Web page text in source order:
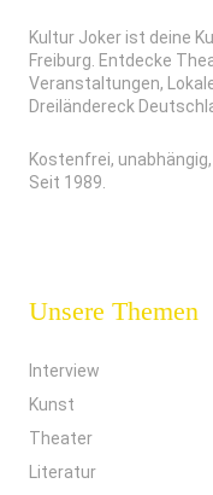
Kultur Joker ist deine
Freiburg. Entdecke
Veranstaltungen,
Dreiländereck
Kostenfrei,
Seit 1989.
Unsere Themen
Interview
Kunst
Theater
Literatur